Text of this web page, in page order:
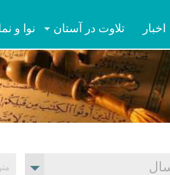
اخبار تلاوت در آستان نوا و